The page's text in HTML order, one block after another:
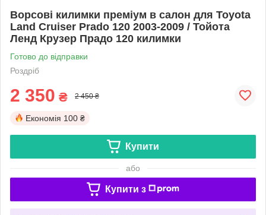
Ворсові килимки преміум в салон для Toyota
Land Cruiser Prado 120 2003-2009 / Тойота
Ленд Крузер Прадо 120 килимки
Готово до відправки
Роздріб
2 350 ₴ 2 450 ₴
Економія 100 ₴
Купити
або
Купити з